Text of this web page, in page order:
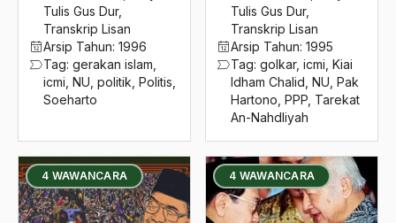
Tulis Gus Dur,
Transkrip Lisan
Arsip Tahun: 1996
Tag: gerakan islam
icmi NU politik Politis
Soeharto
Tulis Gus Dur,
Transkrip Lisan
Arsip Tahun: 1995
Tag: golkar, icmi Kiai
Idham Chalid NU Pak
Hartono PPP Tarekat
An-Nahdliyah
4 WAWANCARA 4 WAWANCARA
2016
2015
2014
2013
2012
2011
2010
Ideologi Nasionalis
Ideologi Negara
Ideologi Pancasila
Ideologi Politik
Ideologi Skuler
Ideologi Tanpa Tuhan